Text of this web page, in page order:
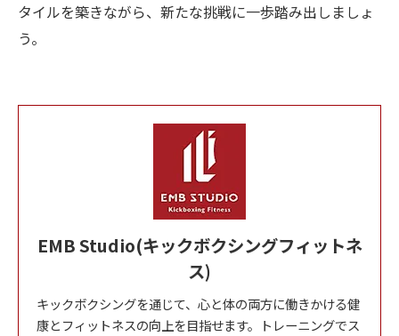
タイルを築きながら、新たな挑戦に一歩踏み出しましょ
う。
EMB Studio(キックボクシングフィットネ
ス)
キックボクシングを通じて、心と体の両方に働きかける健
康とフィットネスの向上を目指せます。トレーニングでス